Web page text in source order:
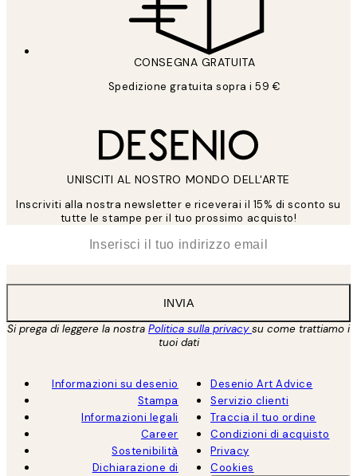
CONSEGNA GRATUITA
Spedizione gratuita sopra i 59 €
UNISCITI AL NOSTRO MONDO DELL'ARTE
Inscriviti alla nostra newsletter e riceverai il 15% di sconto su
tutte le stampe per il tuo prossimo acquisto!
INVIA
Si prega di leggere la nostra Politica sulla privacysu come trattiamo i
tuoi dati
Informazioni su desenio
Stampa
Informazioni legali
Career
Sostenibilità
Dichiarazione di
Desenio Art Advice
Servizio clienti
Traccia il tuo ordine
Condizioni di acquisto
Privacy
Cookies